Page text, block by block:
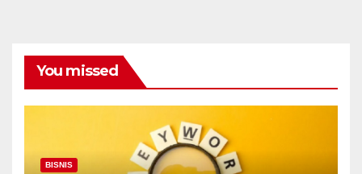
You missed
BISNIS